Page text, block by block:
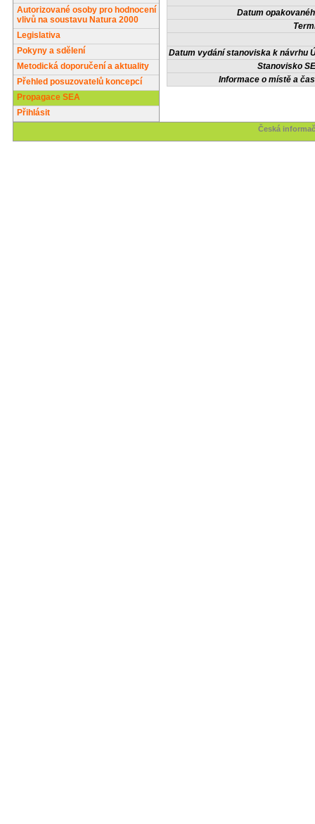
Autorizované osoby pro hodnocení
vlivů na soustavu Natura 2000
Legislativa
Pokyny a sdělení
Metodická doporučení a aktuality
Přehled posuzovatelů koncepcí
Propagace SEA
Přihlásit
Datum
Datum vydání stanoviska k návrhu
Stanovisko
Informace o místě a
Česká